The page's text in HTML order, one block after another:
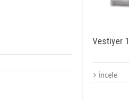
Vestiyer 1
İncele